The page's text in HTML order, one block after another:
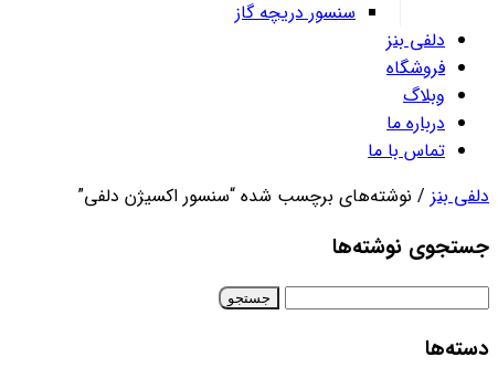
سنسور دریچه گاز
دلفی بنز
فروشگاه
وبلاگ
درباره ما
تماس با ما
دلفی بنز / نوشته‌های برچسب شده “سنسور اکسیژن دلفی”
جستجوی نوشته‌ها
دسته‌ها